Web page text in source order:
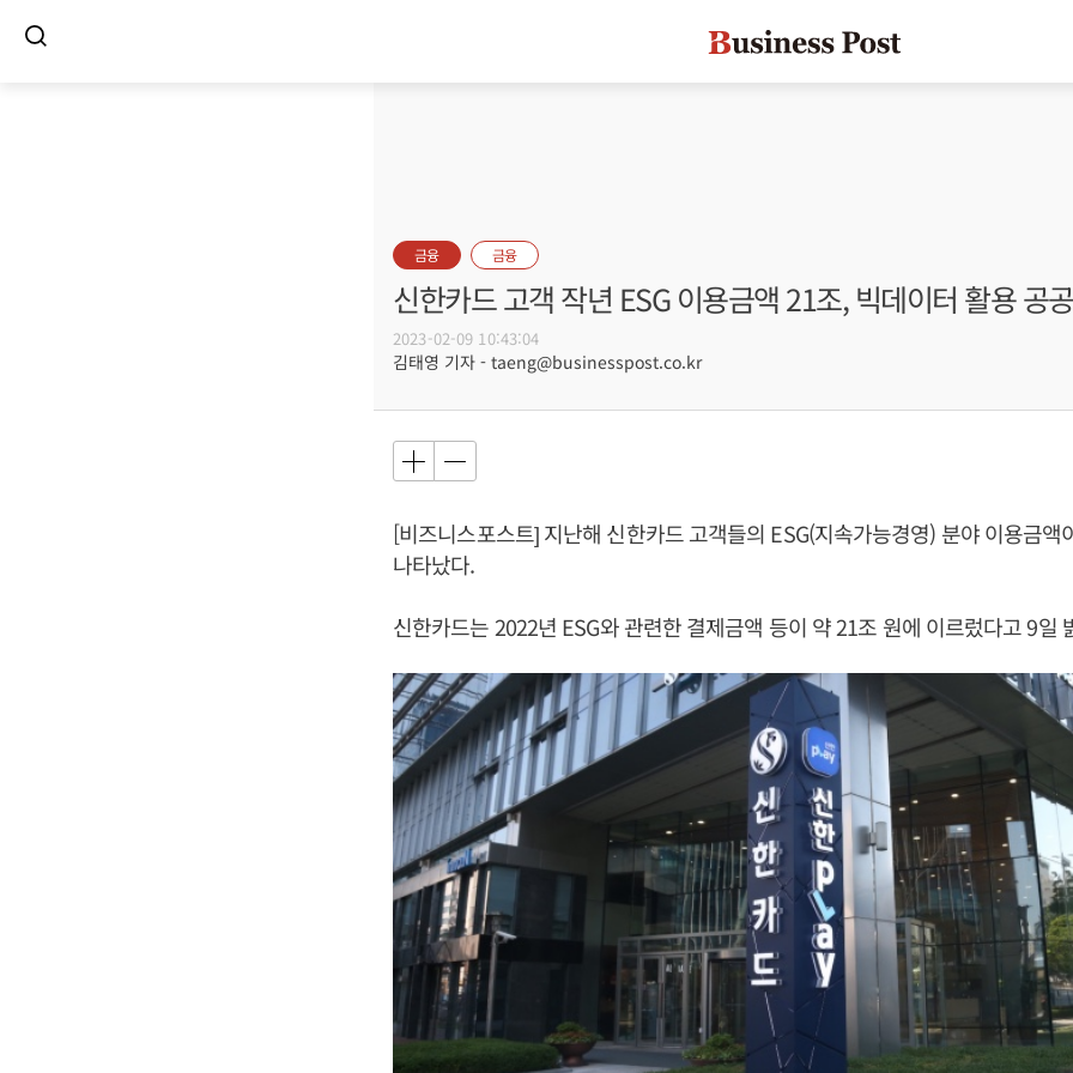
금융 금융
신한카드 고객 작년 ESG 이용금액 21조, 빅데이터 활용 공
2023-02-09 10:43:04
김태영 기자 - taeng@businesspost.co.kr
[비즈니스포스트] 지난해 신한카드 고객들의 ESG(지속가능경영) 분야 이용금액
나타났다.
신한카드는 2022년 ESG와 관련한 결제금액 등이 약 21조 원에 이르렀다고 9일